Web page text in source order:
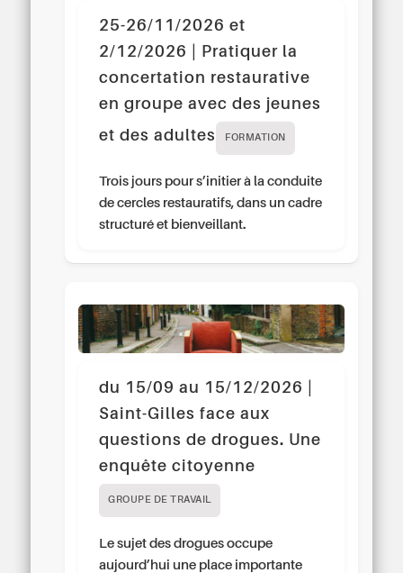
25-26/11/2026 et
2/12/2026 | Pratiquer la
concertation restaurative
en groupe avec des jeunes
et des adultes
FORMATION
Trois jours pour s’initier à la conduite
de cercles restauratifs, dans un cadre
structuré et bienveillant.
du 15/09 au 15/12/2026 |
Saint-Gilles face aux
questions de drogues. Une
enquête citoyenne
GROUPE DE TRAVAIL
Le sujet des drogues occupe
aujourd’hui une place importante